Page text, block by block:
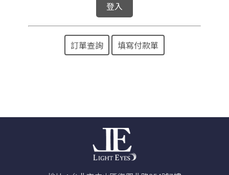
訂單查詢 填寫付款單